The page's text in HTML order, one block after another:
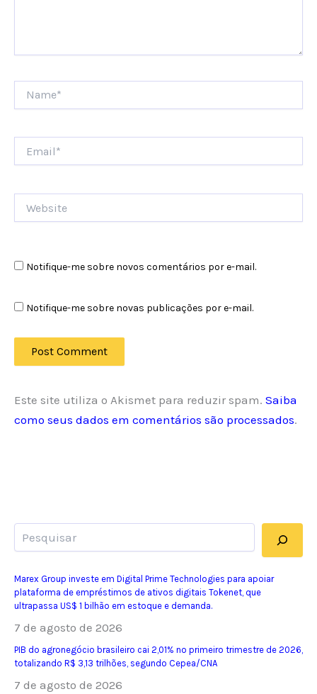
Notifique-me sobre novos comentários por e-mail.
Notifique-me sobre novas publicações por e-mail.
Este site utiliza o Akismet para reduzir spam. Saiba
como seus dados em comentários são processados.
Marex Group investe em Digital Prime Technologies para apoiar
plataforma de empréstimos de ativos digitais Tokenet, que
ultrapassa US$ 1 bilhão em estoque e demanda.
7 de agosto de 2026
PIB do agronegócio brasileiro cai 2,01% no primeiro trimestre de 2026,
totalizando R$ 3,13 trilhões, segundo Cepea/CNA
7 de agosto de 2026